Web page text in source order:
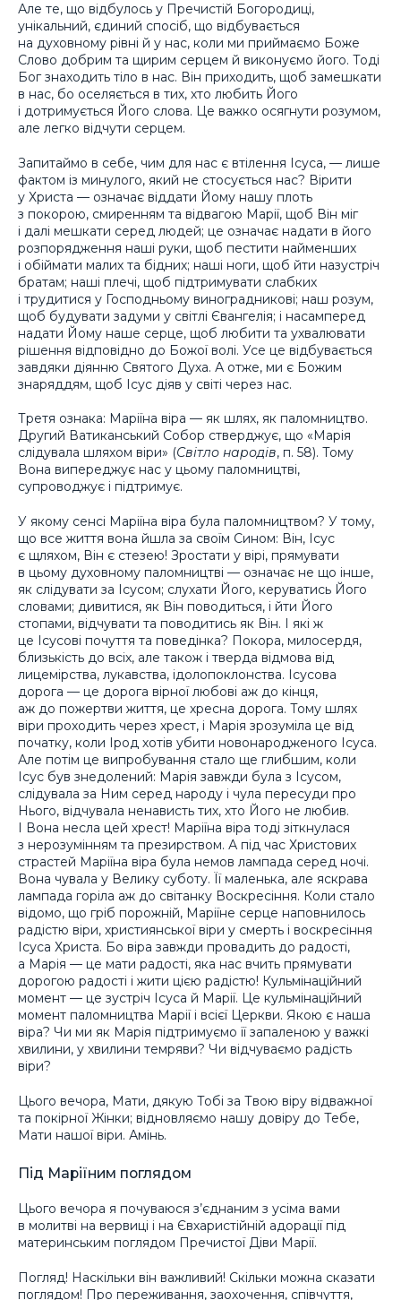
Але те, що відбулось у Пречистій Богородиці,
унікальний, єдиний спосіб, що відбувається
на духовному рівні й у нас, коли ми приймаємо Боже
Слово добрим та щирим серцем й виконуємо його. Тоді
Бог знаходить тіло в нас. Він приходить, щоб замешкати
в нас, бо оселяється в тих, хто любить Його
і дотримується Його слова. Це важко осягнути розумом,
але легко відчути серцем.
Запитаймо в себе, чим для нас є втілення Ісуса, — лише
фактом із минулого, який не стосується нас? Вірити
у Христа — означає віддати Йому нашу плоть
з покорою, смиренням та відвагою Марії, щоб Він міг
і далі мешкати серед людей; це означає надати в його
розпорядження наші руки, щоб пестити найменших
і обіймати малих та бідних; наші ноги, щоб йти назустріч
братам; наші плечі, щоб підтримувати слабких
і трудитися у Господньому виноградникові; наш розум,
щоб будувати задуми у світлі Євангелія; і насамперед
надати Йому наше серце, щоб любити та ухвалювати
рішення відповідно до Божої волі. Усе це відбувається
завдяки діянню Святого Духа. А отже, ми є Божим
знаряддям, щоб Ісус діяв у світі через нас.
Третя ознака: Маріїна віра — як шлях, як паломництво.
Другий Ватиканський Собор стверджує, що «Марія
слідувала шляхом віри» (Світло народів, п. 58). Тому
Вона випереджує нас у цьому паломництві,
супроводжує і підтримує.
У якому сенсі Маріїна віра була паломництвом? У тому,
що все життя вона йшла за своїм Сином: Він, Ісус
є щляхом, Він є стезею! Зростати у вірі, прямувати
в цьому духовному паломництві — означає не що інше,
як слідувати за Ісусом; слухати Його, керуватись Його
словами; дивитися, як Він поводиться, і йти Його
стопами, відчувати та поводитись як Він. І які ж
це Ісусові почуття та поведінка? Покора, милосердя,
близькість до всіх, але також і тверда відмова від
лицемірства, лукавства, ідолопоклонства. Ісусова
дорога — це дорога вірної любові аж до кінця,
аж до пожертви життя, це хресна дорога. Тому шлях
віри проходить через хрест, і Марія зрозуміла це від
початку, коли Ірод хотів убити новонародженого Ісуса.
Але потім це випробування стало ще глибшим, коли
Ісус був знедолений: Марія завжди була з Ісусом,
слідувала за Ним серед народу і чула пересуди про
Нього, відчувала ненависть тих, хто Його не любив.
І Вона несла цей хрест! Маріїна віра тоді зіткнулася
з нерозумінням та презирством. А під час Христових
страстей Маріїна віра була немов лампада серед ночі.
Вона чувала у Велику суботу. Її маленька, але яскрава
лампада горіла аж до світанку Воскресіння. Коли стало
відомо, що гріб порожній, Маріїне серце наповнилось
радістю віри, християнської віри у смерть і воскресіння
Ісуса Христа. Бо віра завжди провадить до радості,
а Марія — це мати радості, яка нас вчить прямувати
дорогою радості і жити цією радістю! Кульмінаційний
момент — це зустріч Ісуса й Марії. Це кульмінаційний
момент паломництва Марії і всієї Церкви. Якою є наша
віра? Чи ми як Марія підтримуємо її запаленою у важкі
хвилини, у хвилини темряви? Чи відчуваємо радість
віри?
Цього вечора, Мати, дякую Тобі за Твою віру відважної
та покірної Жінки; відновляємо нашу довіру до Тебе,
Мати нашої віри. Амінь.
Під Маріїним поглядом
Цього вечора я почуваюся з’єднаним з усіма вами
в молитві на вервиці і на Євхаристійній адорації під
материнським поглядом Пречистої Діви Марії.
Погляд! Наскільки він важливий! Скільки можна сказати
поглядом! Про переживання, заохочення, співчуття,